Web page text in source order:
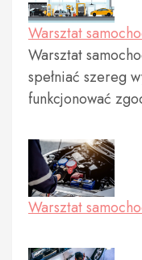
Warsztat
Warsztat
spełniać szereg
funkcjonować
Warsztat